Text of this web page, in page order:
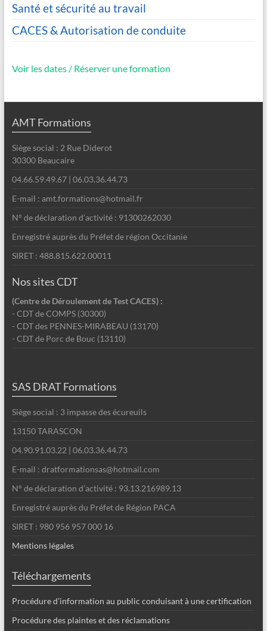
Santé et sécurité au travail
CACES & Autorisation de conduite
Voir les dates / Réserver une formation
AMT Formations
Siège social : 2 Rue Diderot
30300 Beaucaire
04.66.59.49.67 | 06.03.36.44.73
E-mail : amt.formations@hotmail.fr
N° de déclaration d’activité : 91300262030
Enregistré auprès du Préfet de région Occitanie
SIRET : 488.815.622.00011
Nos sites CDT
(Centre de Déroulement de Test CACES) :
- CDT de COMPS (30300)
- CDT des PENNES-MIRABEAU (13170)
- CDT de Porc de Bouc (13110)
SAS DRAT Formations
Siège social : 3 impasse des écureuils
13150 TARASCON
04.90.91.03.22 | 06.03.36.44.73
E-mail : dratformationsas@hotmail.com
N° de déclaration d’activité : 93.13.216989.13
Enregistré auprès du Préfet de Région PACA
SIRET : 980 956 957 000 16
Mentions légales
Téléchargements
Procédure d’information au public conduisant à une certification
Procédure des plaintes et des réclamations